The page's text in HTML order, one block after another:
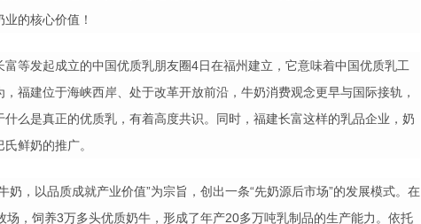
的核心价值！
富等发起成立的中国优质乳朋友圈4日在福州建立，它意味着中国优质乳工
福建位于海峡西岸、处于改革开放前沿，牛奶消费观念更早与国际接轨，
么是真正的优质乳，有着高度共识。同时，福建长富这样的乳品企业，奶
鲜奶的推广。
奶，以品质成就产业价值”为宗旨，创出一条“先奶源后市场”的发展模式。在
场，饲养3万多头优质奶牛，形成了年产20多万吨乳制品的生产能力。依托